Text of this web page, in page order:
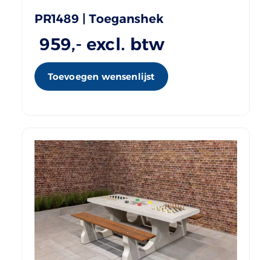
PR1489 | Toeganshek
959,- excl. btw
Toevoegen wensenlijst